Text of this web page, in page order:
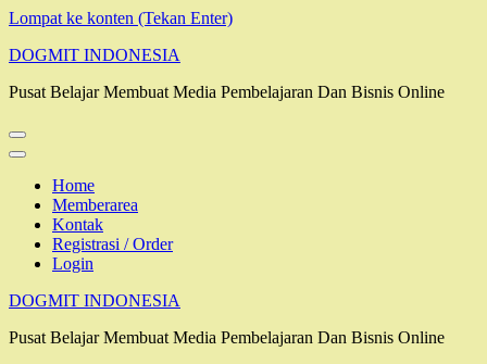
Lompat ke konten (Tekan Enter)
DOGMIT INDONESIA
Pusat Belajar Membuat Media Pembelajaran Dan Bisnis Online
Home
Memberarea
Kontak
Registrasi / Order
Login
DOGMIT INDONESIA
Pusat Belajar Membuat Media Pembelajaran Dan Bisnis Online